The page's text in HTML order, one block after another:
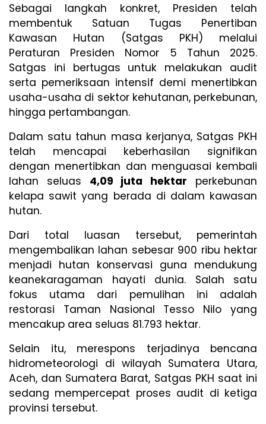
Sebagai langkah konkret, Presiden telah
membentuk Satuan Tugas Penertiban
Kawasan Hutan (Satgas PKH) melalui
Peraturan Presiden Nomor 5 Tahun 2025.
Satgas ini bertugas untuk melakukan audit
serta pemeriksaan intensif demi menertibkan
usaha-usaha di sektor kehutanan, perkebunan,
hingga pertambangan.
Dalam satu tahun masa kerjanya, Satgas PKH
telah mencapai keberhasilan signifikan
dengan menertibkan dan menguasai kembali
lahan seluas 4,09 juta hektar perkebunan
kelapa sawit yang berada di dalam kawasan
hutan.
Dari total luasan tersebut, pemerintah
mengembalikan lahan sebesar 900 ribu hektar
menjadi hutan konservasi guna mendukung
keanekaragaman hayati dunia. Salah satu
fokus utama dari pemulihan ini adalah
restorasi Taman Nasional Tesso Nilo yang
mencakup area seluas 81.793 hektar.
Selain itu, merespons terjadinya bencana
hidrometeorologi di wilayah Sumatera Utara,
Aceh, dan Sumatera Barat, Satgas PKH saat ini
sedang mempercepat proses audit di ketiga
provinsi tersebut.